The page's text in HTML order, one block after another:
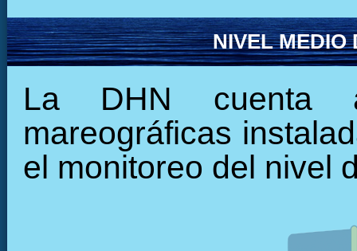
NIVEL MEDIO
La DHN cuenta
mareográficas
el monitoreo del nivel